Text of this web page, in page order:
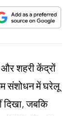
शहरी केंद्रों
संशोधन में घरेलू
दिखा, जबकि